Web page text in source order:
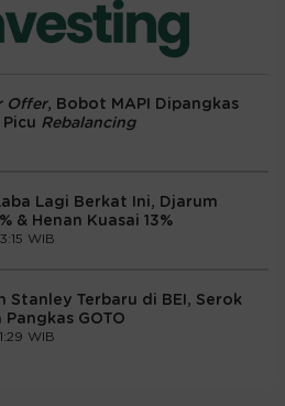
Offer, Bobot MAPI Dipangkas
Picu Rebalancing
Lagi Berkat Ini, Djarum
& Henan Kuasai 13%
WIB
Stanley Terbaru di BEI, Serok
Pangkas GOTO
WIB